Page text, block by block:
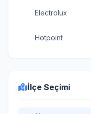
Electrolux
Hotpoint
İlçe Seçimi